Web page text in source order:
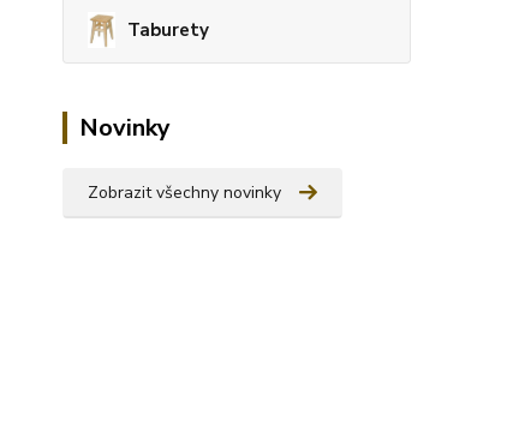
Taburety
Novinky
Zobrazit všechny novinky